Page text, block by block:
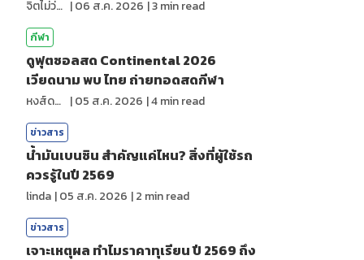
จิตไม่ว่าง |06 ส.ค. 2026 |3min read
กีฬา
ดูฟุตซอลสด Continental 2026
เวียดนาม พบ ไทย ถ่ายทอดสดกีฬา
หงส์ดรุณ |05 ส.ค. 2026 |4min read
ข่าวสาร
น้ำมันเบนซิน สำคัญแค่ไหน? สิ่งที่ผู้ใช้รถ
ควรรู้ในปี 2569
linda |05 ส.ค. 2026 |2 min read
ข่าวสาร
เจาะเหตุผล ทำไมราคาทุเรียน ปี 2569 ถึง